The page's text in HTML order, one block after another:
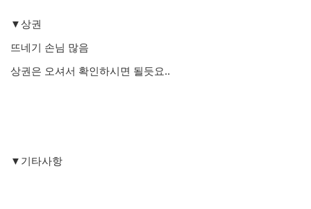
▼상권
뜨네기 손님 많음
상권은 오셔서 확인하시면 될듯요..
▼기타사항